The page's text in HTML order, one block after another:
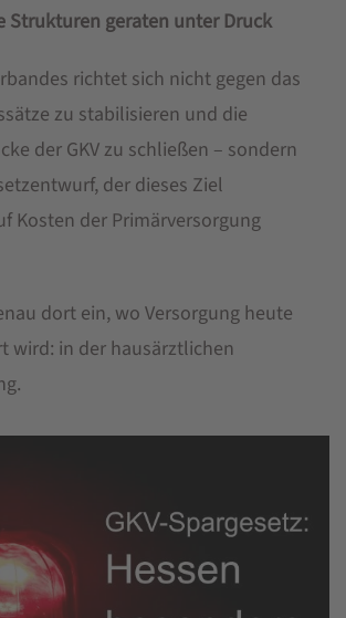
Strukturen geraten unter Druck
richtet sich nicht gegen das
zu stabilisieren und die
der GKV zu schließen – sondern
der dieses Ziel
Kosten der Primärversorgung
dort ein, wo Versorgung heute
wird: in der hausärztlichen